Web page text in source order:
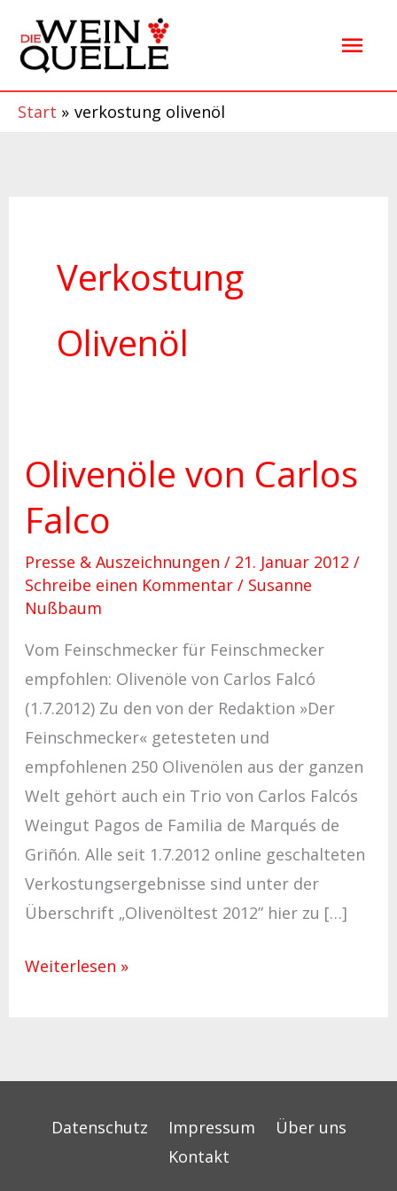
Inhalt
springen
Start verkostung olivenöl
Verkostung
Olivenöl
Olivenöle von Carlos
Falco
Presse & Auszeichnungen / 21. Januar 2012 /
Schreibe einen Kommentar / Susanne
Nußbaum
Vom Feinschmecker für Feinschmecker
empfohlen: Olivenöle von Carlos Falcó
(1.7.2012) Zu den von der Redaktion »Der
Feinschmecker« getesteten und
empfohlenen 250 Olivenölen aus der ganzen
Welt gehört auch ein Trio von Carlos Falcós
Weingut Pagos de Familia de Marqués de
Griñón. Alle seit 1.7.2012 online geschalteten
Verkostungsergebnisse sind unter der
Überschrift „Olivenöltest 2012” hier zu […]
Olivenöle
von
Carlos
Falco
Weiterlesen »
Datenschutz Impressum
Über uns
Kontakt